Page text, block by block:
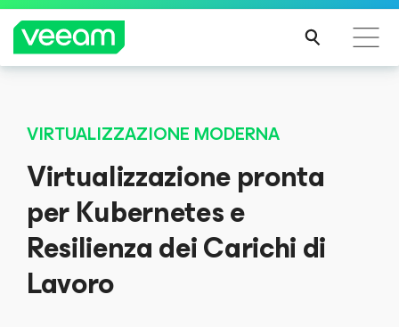
dall'aggiornamento dei contenuti di CrowdStrike
SAPE
DI
PIÙ
VIRTUALIZZAZIONE MODERNA
Virtualizzazione pronta
per Kubernetes e
Resilienza dei Carichi di
Lavoro